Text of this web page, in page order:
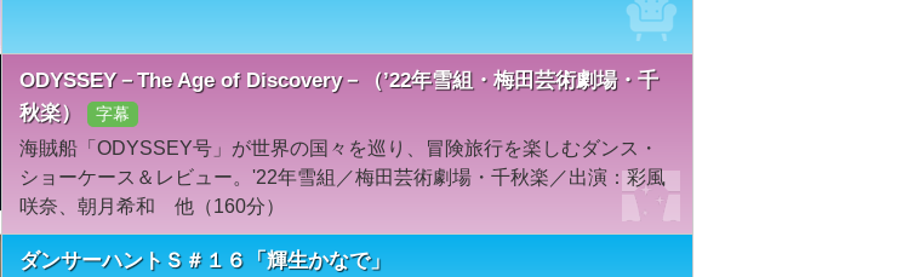
ODYSSEY－The Age of Discovery－（’22年雪組・梅田芸術劇場・千
秋楽）
字幕
海賊船「ODYSSEY号」が世界の国々を巡り、冒険旅行を楽しむダンス・
ショーケース＆レビュー。'22年雪組／梅田芸術劇場・千秋楽／出演：彩風
咲奈、朝月希和 他（160分）
ダンサーハントＳ＃１６「輝生かなで」